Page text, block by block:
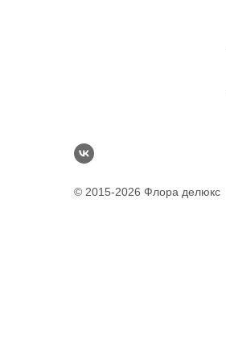
© 2015-2026 Флора делюкс